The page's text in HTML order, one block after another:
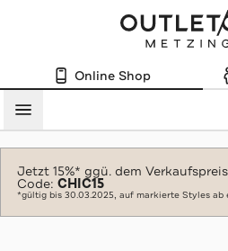
Online Shop
Menü
Jetzt 15%* ggü. dem
Code: CHIC15
*gültig bis 30.03.2025, auf markierte Styles ab